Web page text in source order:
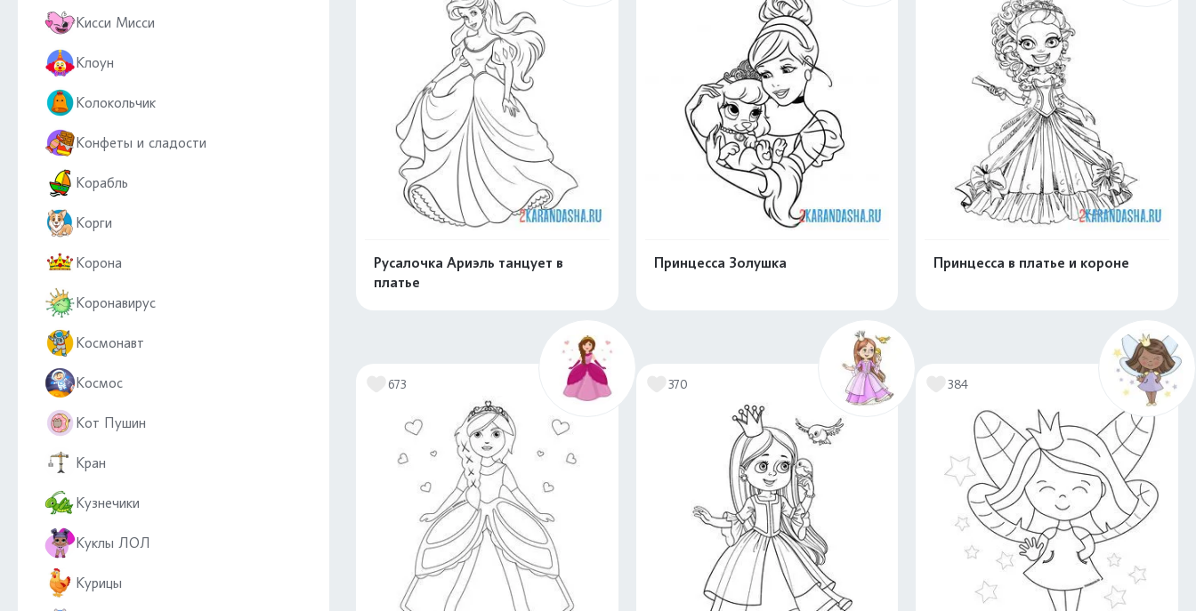
Кисси Мисси
Клоун
Колокольчик
Конфеты и сладости
Корабль
Корги
Корона
Коронавирус
Космонавт
Космос
Кот Пушин
Кран
Кузнечики
Куклы ЛОЛ
Курицы
Русалочка Ариэль танцует в
платье
Принцесса Золушка Принцесса в платье и короне
Распечатать и скачать
673 370 384